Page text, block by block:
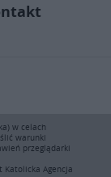
mogą pobierać
www.ekai.pl
w celach
warunki
przeglądarki
Agencja